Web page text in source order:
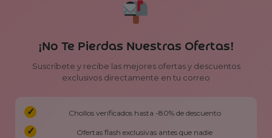
¡No Te Pierdas Nuestras Ofertas!
Suscríbete y recibe las mejores ofertas y descuentos
exclusivos directamente en tu correo
Chollos verificados hasta -80% de descuento
Ofertas flash exclusivas antes que nadie